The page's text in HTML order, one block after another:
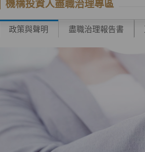
機構投資人盡職治理專區
政策與聲明 盡職治理報告書